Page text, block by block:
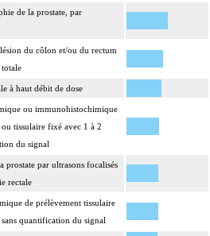
de la prostate, par
du côlon et/ou du rectum
totale
à haut débit de dose
ou immunohistochimique
tissulaire fixé avec 1 à 2
du signal
prostate par ultrasons focalisés
rectale
de prélèvement tissulaire
quantification du signal